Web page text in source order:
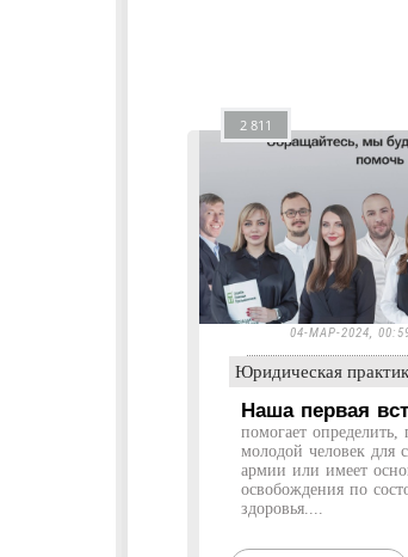
2 811
04-МАР-2024,
Юридическая
Наша первая
помогает определить,
молодой человек для
армии или имеет
освобождения по
здоровья....